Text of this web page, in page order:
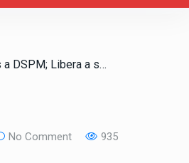
/ Juez federal da revés a DSPM; Libera a supuestos implicados en extorsión contra familia Castro León
No Comment
935